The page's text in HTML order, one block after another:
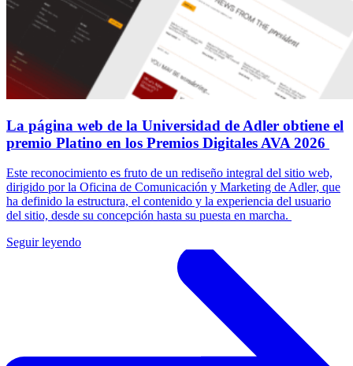
La página web de la Universidad de Adler obtiene el
premio Platino en los Premios Digitales AVA 2026
Este reconocimiento es fruto de un rediseño integral del sitio web,
dirigido por la Oficina de Comunicación y Marketing de Adler, que
ha definido la estructura, el contenido y la experiencia del usuario
del sitio, desde su concepción hasta su puesta en marcha.
Seguir leyendo